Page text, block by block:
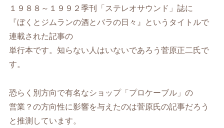
１９８８～１９９２季刊「ステレオサウンド」誌に
『ぼくとジムランの酒とバラの日々』というタイトルで
連載された記事の
単行本です。知らない人はいないであろう菅原正二氏で
す。
恐らく別方向で有名なショップ「プロケーブル」の
営業？の方向性に影響を与えたのは菅原氏の記事だろう
と推測しています。